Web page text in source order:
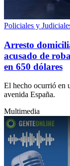
Policiales y
Arresto
acusado de
en 650 dólares
El hecho ocurrió en
avenida España.
Multimedia